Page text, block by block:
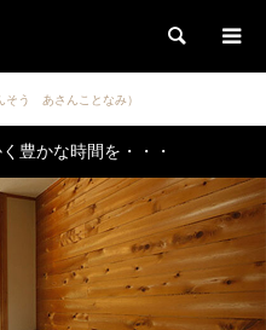
検索
そう あさんことなみ）
豊かな時間を・・・